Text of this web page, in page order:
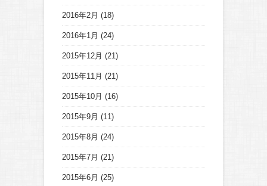
2016年2月 (18)
2016年1月 (24)
2015年12月 (21)
2015年11月 (21)
2015年10月 (16)
2015年9月 (11)
2015年8月 (24)
2015年7月 (21)
2015年6月 (25)